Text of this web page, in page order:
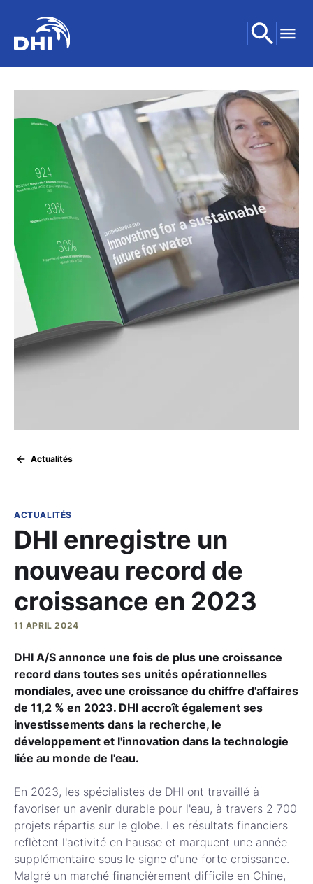
Actualités
ACTUALITÉS
DHI enregistre un
nouveau record de
croissance en 2023
11 APRIL 2024
DHI A/S annonce une fois de plus une croissance
record dans toutes ses unités opérationnelles
mondiales, avec une croissance du chiffre d'affaires
de 11,2 % en 2023. DHI accroît également ses
investissements dans la recherche, le
développement et l'innovation dans la technologie
liée au monde de l'eau.
En 2023, les spécialistes de DHI ont travaillé à
favoriser un avenir durable pour l'eau, à travers 2 700
projets répartis sur le globe. Les résultats financiers
reflètent l'activité en hausse et marquent une année
supplémentaire sous le signe d'une forte croissance.
Malgré un marché financièrement difficile en Chine,